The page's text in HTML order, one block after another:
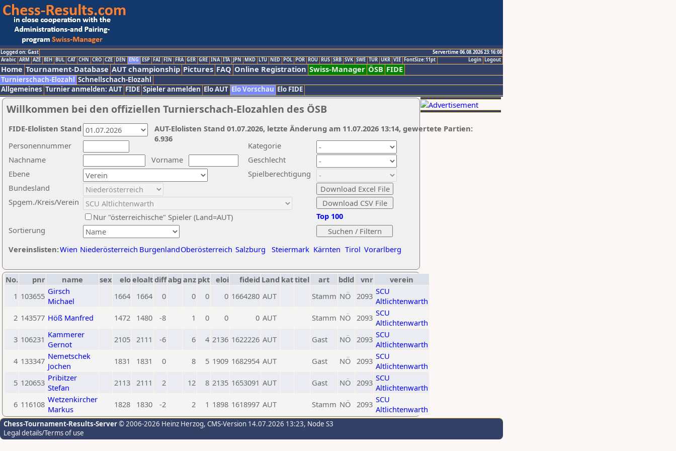
Logged on: Gast
Servertime 06.08.2026 23:16:08
Logout
Login
Arabic ARM AZE BIH BUL CAT CHN CRO CZE DEN ENG ESP FAI FIN FRA GER GRE INA ITA JPN MKD LTU NED POL POR ROU RUS SRB SVK SWE TUR UKR VIE FontSize:11pt
Home Tournament-Database AUT championship Pictures FAQ Online Registration Swiss-Manager ÖSB FIDE
Turnierschach-Elozahl Schnellschach-Elozahl
Allgemeines Turnier anmelden: AUT FIDE Spieler anmelden Elo AUT Elo Vorschau Elo FIDE
Willkommen bei den offiziellen Turnierschach-Elozahlen des ÖSB
Nachname
Vorname
Ebene
Kategorie
Sortierung
Personennummer
Bundesland
Spgem./Kreis/Verein
Geschlecht
Nur "österreichische" Spieler (Land=AUT)
Spielberechtigung
Vereinslisten:Wien Niederösterreich BurgenlandOberösterreich Salzburg Steiermark Kärnten Tirol Vorarlberg
Top 100
AUT-Elolisten Stand 01.07.2026, letzte Änderung am 11.07.2026 13:14, gewertete Partien:
6.936
FIDE-Elolisten Stand
No. pnr name sex eloeloaltdiffabg anz pkt eloi fideid Land kattitel art bdld vnr
verein
1 103655 Girsch
Michael
1664 1664 0 0 0 0 1664280 AUT Stamm NÖ 2093 SCU
Altlichtenwarth
2 143577 Höß Manfred 1472 1480 -8 1 0 0 0 AUT Stamm NÖ 2093 SCU
Altlichtenwarth
3 106231 Kammerer
Gernot
2105 2111 -6 6 4 2136 1622226 AUT Gast NÖ 2093 SCU
Altlichtenwarth
4 133347 Nemetschek
Jochen
1831 1831 0 8 5 1909 1682954 AUT Gast NÖ 2093 SCU
Altlichtenwarth
5 120653 Pribitzer
Stefan
2113 2111 2 12 8 2135 1653091 AUT Gast NÖ 2093 SCU
Altlichtenwarth
6 116108 Wetzenkircher
Markus
1828 1830 -2 2 1 1898 1618997 AUT Stamm NÖ 2093 SCU
Altlichtenwarth
Chess-Tournament-Results-Server© 2006-2026 Heinz Herzog, CMS-Version 14.07.2026 13:23, Node S3
Legal details/Terms of use